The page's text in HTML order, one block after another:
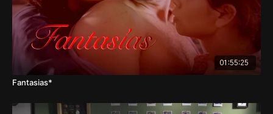
01:55:25
Fantasias*